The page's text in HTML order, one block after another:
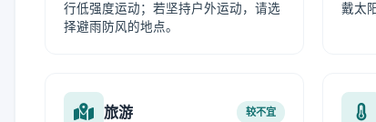
行低强度运动；若坚持户外运动，请选
择避雨防风的地点。
戴太
旅游 较不宜